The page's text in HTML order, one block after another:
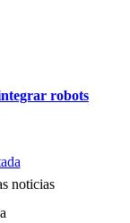
robots
noticias